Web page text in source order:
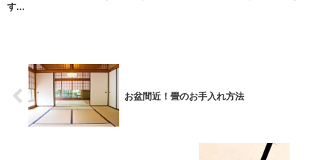
す...
お盆間近！畳のお手入れ方法